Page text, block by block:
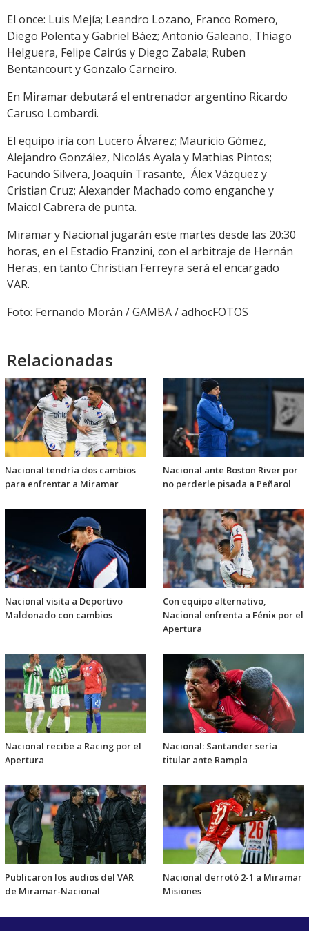
El once: Luis Mejía; Leandro Lozano, Franco Romero,
Diego Polenta y Gabriel Báez; Antonio Galeano, Thiago
Helguera, Felipe Cairús y Diego Zabala; Ruben
Bentancourt y Gonzalo Carneiro.
En Miramar debutará el entrenador argentino Ricardo
Caruso Lombardi.
El equipo iría con Lucero Álvarez; Mauricio Gómez,
Alejandro González, Nicolás Ayala y Mathias Pintos;
Facundo Silvera, Joaquín Trasante, Álex Vázquez y
Cristian Cruz; Alexander Machado como enganche y
Maicol Cabrera de punta.
Miramar y Nacional jugarán este martes desde las 20:30
horas, en el Estadio Franzini, con el arbitraje de Hernán
Heras, en tanto Christian Ferreyra será el encargado
VAR.
Foto: Fernando Morán / GAMBA / adhocFOTOS
Relacionadas
Nacional tendría dos cambios
para enfrentar a Miramar
Nacional ante Boston River por
no perderle pisada a Peñarol
Nacional visita a Deportivo
Maldonado con cambios
Con equipo alternativo,
Nacional enfrenta a Fénix por el
Apertura
Nacional recibe a Racing por el
Apertura
Nacional: Santander sería
titular ante Rampla
Publicaron los audios del VAR
de Miramar-Nacional
Nacional derrotó 2-1 a Miramar
Misiones